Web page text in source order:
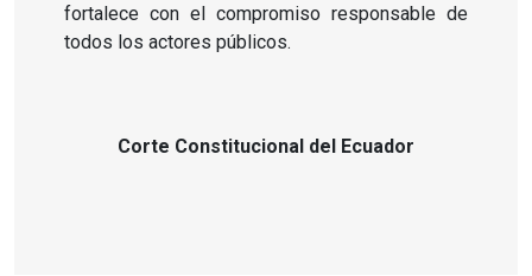
fortalece con el compromiso responsable de
todos los actores públicos.
Corte Constitucional del Ecuador